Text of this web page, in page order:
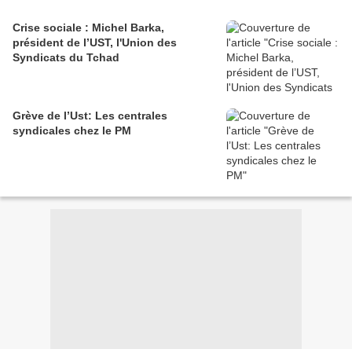
Crise sociale : Michel Barka,
président de l’UST, l'Union des
Syndicats du Tchad
Grève de l’Ust: Les centrales
syndicales chez le PM